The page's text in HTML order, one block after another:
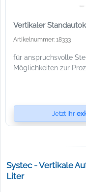
Vertikaler
Artikelnummer: 18333
für anspruchsvolle
Möglichkeiten zur
Jetzt Ihr
Systec - Vertikale
Liter